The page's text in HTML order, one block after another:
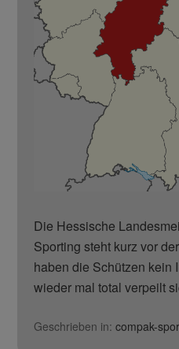
Die Hessische
Sporting steht kurz vor
haben die Schützen kein
wieder mal total verpeilt
Geschrieben in: compak-